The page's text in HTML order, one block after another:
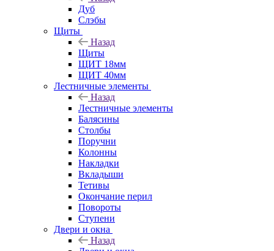
Дуб
Слэбы
Щиты
Назад
Щиты
ЩИТ 18мм
ЩИТ 40мм
Лестничные элементы
Назад
Лестничные элементы
Балясины
Столбы
Поручни
Колонны
Накладки
Вкладыши
Тетивы
Окончание перил
Повороты
Ступени
Двери и окна
Назад